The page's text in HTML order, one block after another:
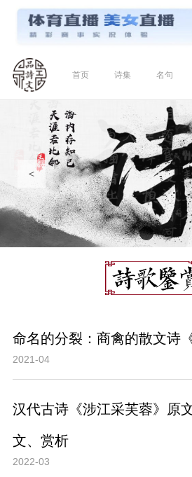
首页 诗集 名句
<
命名的分裂：商禽的散文诗《
2021-04
汉代古诗《涉江采芙蓉》原
文、赏析
2022-03